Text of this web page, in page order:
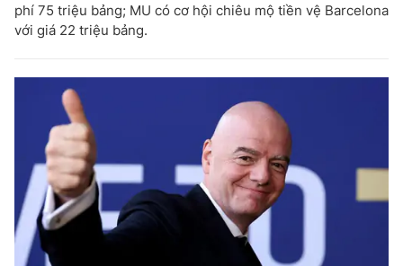
phí 75 triệu bảng; MU có cơ hội chiêu mộ tiền vệ Barcelona
với giá 22 triệu bảng.